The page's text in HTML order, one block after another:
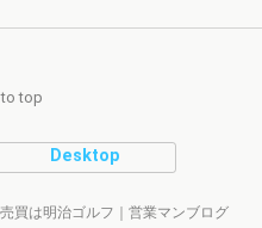
to top
Desktop
買は明治ゴルフ｜営業マンブログ